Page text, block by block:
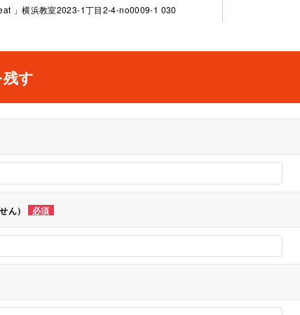
」横浜教室2023-1丁目2-4-no0009-1 030
す
ん） 必須